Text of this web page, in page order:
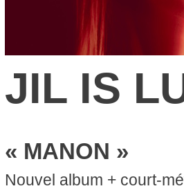
JIL IS
« MANON »
Nouvel album + court-